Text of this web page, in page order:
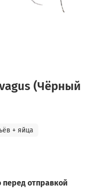
(Чёрный
+ яйца
отправкой